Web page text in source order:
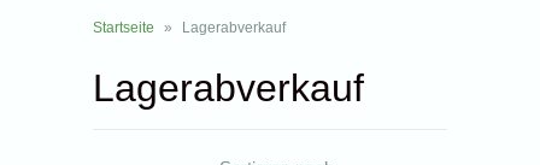
Startseite » Lagerabverkauf
Lagerabverkauf